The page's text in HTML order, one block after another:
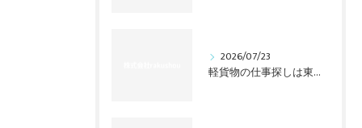
2026/07/23
軽貨物の仕事探しは東海三県で変わる、業務委託の意外な現実